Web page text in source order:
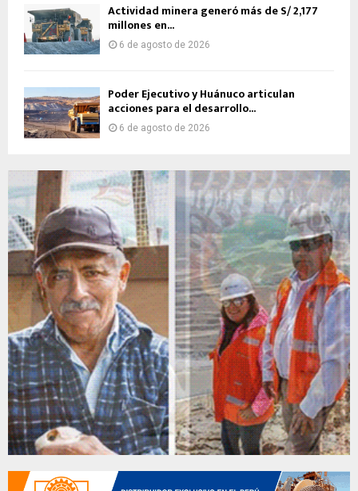
Actividad minera generó más de S/ 2,177
millones en...
6 de agosto de 2026
Poder Ejecutivo y Huánuco articulan
acciones para el desarrollo...
6 de agosto de 2026